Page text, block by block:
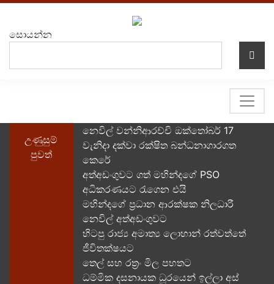
සොයන්න
උණුසුම්
පුවත්
නෙවිල් වන්නිආරච්චි ඔක්තෝබර් 17
වැනිදා දක්වා රක්ෂිත බන්ධනාගාරගත
කෙරේ
අත්අඩංගුවට ගත් මහින්දගේ PSO
අධිකරණයට රැගෙන එයි
මහින්දගේ ප්‍රධාන ආරක්ෂක නිලධාරී
නෙවිල් අත්අඩංගුවට
හිටපු රාජ්‍ය අමාත්‍ය ලොහාන් රත්වත්තේ
ජීවිතක්ෂයට
තෙල් සහ රත්‍රං මිල පහතට
ධම්මික දසනායක ධූරයෙන් ඉල්ලා අස්